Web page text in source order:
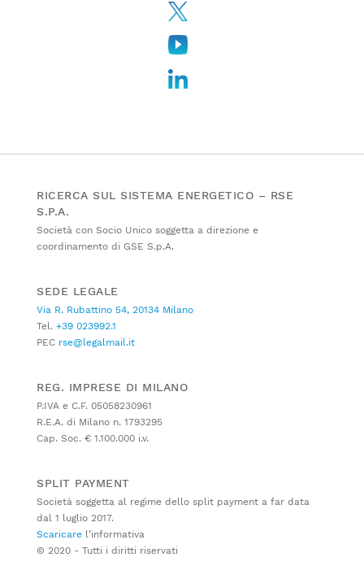
RICERCA SUL SISTEMA ENERGETICO – RSE
S.P.A.
Società con Socio Unico soggetta a direzione e
coordinamento di GSE S.p.A.
SEDE LEGALE
Via R. Rubattino 54, 20134 Milano
Tel. +39 023992.1
PEC rse@legalmail.it
REG. IMPRESE DI MILANO
P.IVA e C.F. 05058230961
R.E.A. di Milano n. 1793295
Cap. Soc. € 1.100.000 i.v.
SPLIT PAYMENT
Società soggetta al regime dello split payment a far data
dal 1 luglio 2017.
Scaricare l’informativa
© 2020 - Tutti i diritti riservati